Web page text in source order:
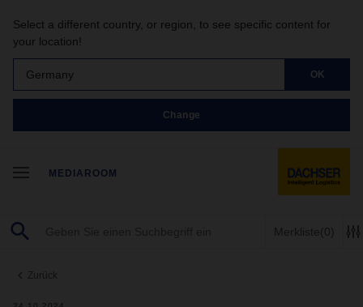
Select a different country, or region, to see specific content for
your location!
Germany OK
Change
MEDIAROOM
Merkliste(0)
Zurück